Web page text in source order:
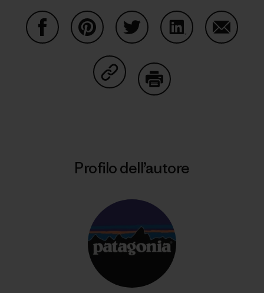
Condividi su Copy Link
Profilo dell’autore